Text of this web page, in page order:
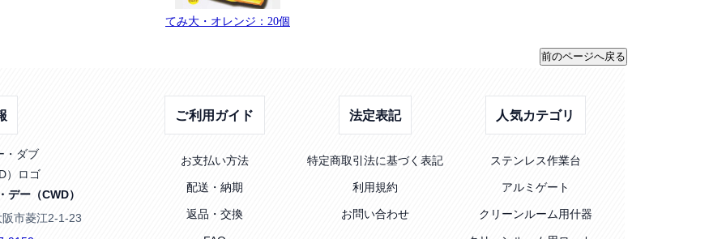
てみ大・オレンジ：20個
デー（CWD）
市菱江2-1-23
ご利用ガイド
お支払い方法
配送・納期
返品・交換
法定表記
特定商取引法に基づく表記
利用規約
お問い合わせ
人気カテゴリ
ステンレス作業台
アルミゲート
クリーンルーム用什器